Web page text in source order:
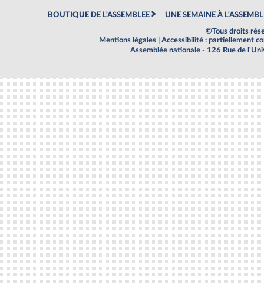
BOUTIQUE DE L'ASSEMBLEE UNE SEMAINE À
©Tous droits
Mentions légales
Accessibilité : partiellement
Assemblée nationale - 126 Rue de